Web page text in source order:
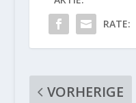
RATE:
VORHERIGE